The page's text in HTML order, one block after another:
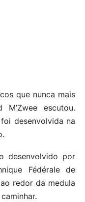
que nunca mais
escutou.
desenvolvida na
desenvolvido por
Fédérale de
redor da medula